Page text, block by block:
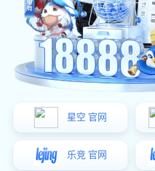
豪门国际 资讯
人力资源
合作伙伴
豪门国际: 发展历
程
公司认证
豪门国际: 客户来
视频展示
公司简